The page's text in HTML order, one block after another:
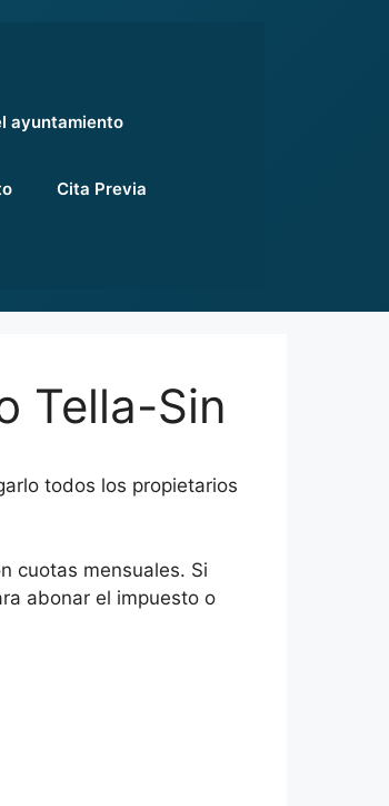
ayuntamiento
Cita Previa
Tella-Sin
todos los propietarios
cuotas mensuales. Si
abonar el impuesto o